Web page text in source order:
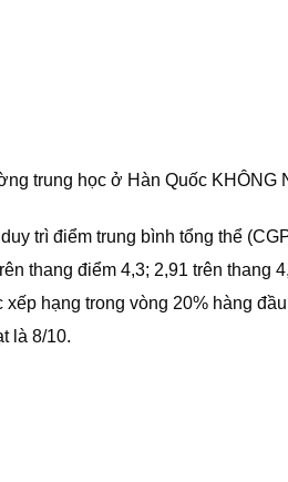
trung học ở Hàn Quốc KHÔNG
trì điểm trung bình tổng thể
thang điểm 4,3; 2,91 trên thang
hạng trong vòng 20% hàng
là 8/10.